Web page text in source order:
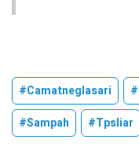
#camatneglasari
#sampah
#tpsliar